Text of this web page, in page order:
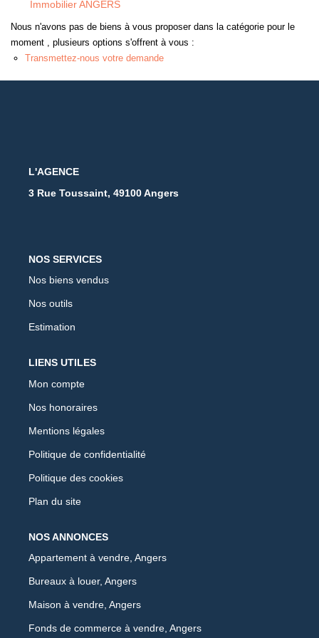
Immobilier ANGERS
Nous n'avons pas de biens à vous proposer dans la catégorie pour le
moment , plusieurs options s'offrent à vous :
Transmettez-nous votre demande
L'AGENCE
3 Rue Toussaint, 49100 Angers
NOS SERVICES
Nos biens vendus
Nos outils
Estimation
LIENS UTILES
Mon compte
Nos honoraires
Mentions légales
Politique de confidentialité
Politique des cookies
Plan du site
NOS ANNONCES
Appartement à vendre, Angers
Bureaux à louer, Angers
Maison à vendre, Angers
Fonds de commerce à vendre, Angers